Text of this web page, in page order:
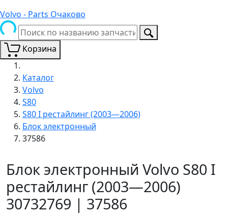
Volvo - Parts Очаково
Корзина
Каталог
Volvo
S80
S80 I рестайлинг (2003—2006)
Блок электронный
37586
Блок электронный Volvo S80 I
рестайлинг (2003—2006)
30732769 | 37586